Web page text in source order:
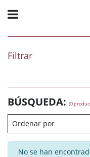
Filtrar
BÚSQUEDA: (0
Ordenar por
No se han